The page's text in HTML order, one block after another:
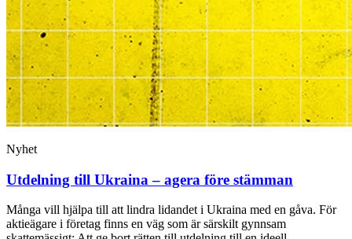
Nyhet
Utdelning till Ukraina – agera före stämman
Många vill hjälpa till att lindra lidandet i Ukraina med en gåva. För
aktieägare i företag finns en väg som är särskilt gynnsam